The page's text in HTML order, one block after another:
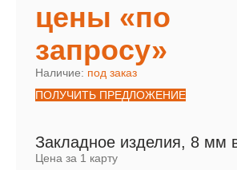
цены «по
запросу»
Наличие: под заказ
ПОЛУЧИТЬ ПРЕДЛОЖЕНИЕ
Закладное изделия, 8 мм
Цена за 1 карту